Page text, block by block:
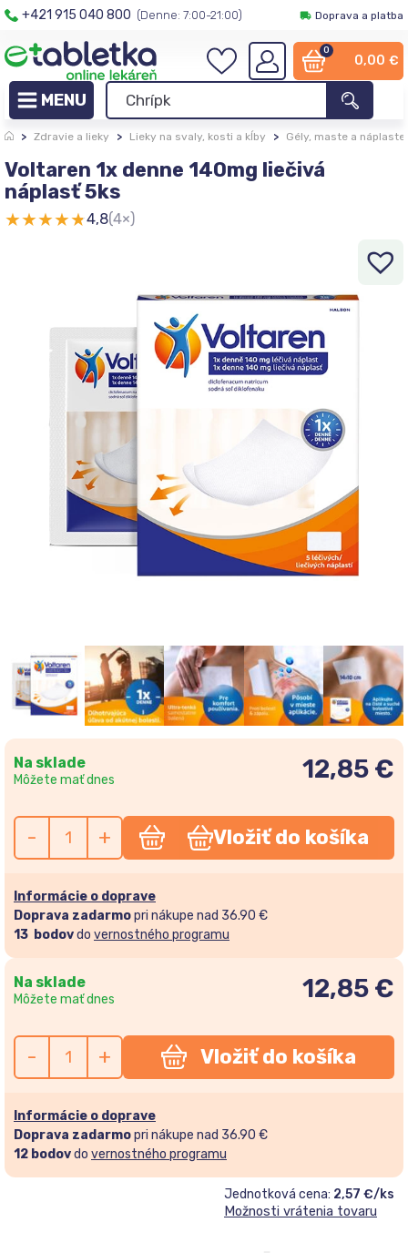
+421 915 040 800 (Denne: 7:00-21:00) Doprava a platba
0
0,00 €
> Zdravie a lieky > Lieky na svaly, kosti a kĺby > Gély, maste a náplaste
Voltaren 1x denne 140mg liečivá
náplasť 5ks
★★★★★4,8(4×)
Na sklade
Môžete mať dnes 12,85 €
- + Vložiť do košíka
Informácie o doprave
Doprava zadarmopri nákupe nad 36.90 €
13 bodovdo vernostného programu
Na sklade
Môžete mať dnes 12,85 €
- + Vložiť do košíka
Informácie o doprave
Doprava zadarmopri nákupe nad 36.90 €
12 bodovdo vernostného programu
Jednotková cena: 2,57 €/ks
Možnosti vrátenia tovaru